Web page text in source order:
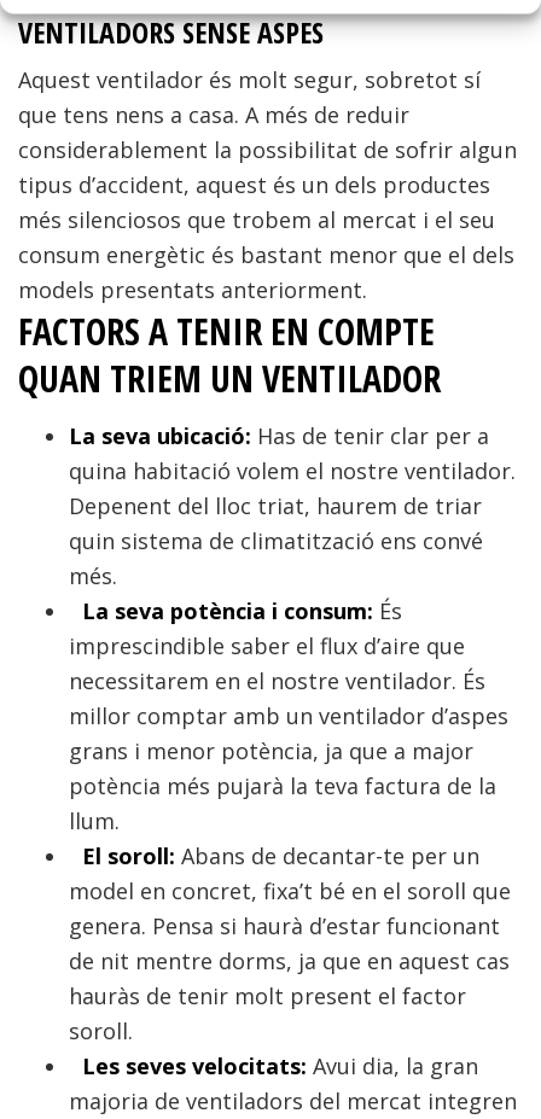
VENTILADORS SENSE ASPES
Aquest ventilador és molt segur, sobretot sí
que tens nens a casa. A més de reduir
considerablement la possibilitat de sofrir algun
tipus d’accident, aquest és un dels productes
més silenciosos que trobem al mercat i el seu
consum energètic és bastant menor que el dels
models presentats anteriorment.
FACTORS A TENIR EN COMPTE
QUAN TRIEM UN VENTILADOR
La seva ubicació: Has de tenir clar per a
quina habitació volem el nostre ventilador.
Depenent del lloc triat, haurem de triar
quin sistema de climatització ens convé
més.
La seva potència i consum: És
imprescindible saber el flux d’aire que
necessitarem en el nostre ventilador. És
millor comptar amb un ventilador d’aspes
grans i menor potència, ja que a major
potència més pujarà la teva factura de la
llum.
El soroll: Abans de decantar-te per un
model en concret, fixa’t bé en el soroll que
genera. Pensa si haurà d’estar funcionant
de nit mentre dorms, ja que en aquest cas
hauràs de tenir molt present el factor
soroll.
Les seves velocitats: Avui dia, la gran
majoria de ventiladors del mercat integren